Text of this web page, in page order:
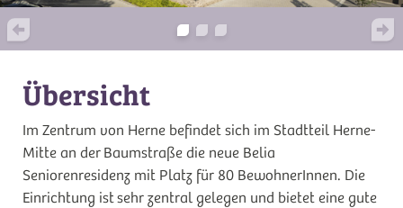
Übersicht
Im Zentrum von Herne befindet sich im Stadtteil Herne-
Mitte an der Baumstraße die neue Belia
Seniorenresidenz mit Platz für 80 BewohnerInnen. Die
Einrichtung ist sehr zentral gelegen und bietet eine gute